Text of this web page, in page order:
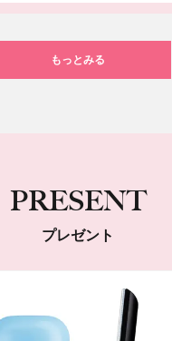
もっとみる
PRESENT
プレゼント